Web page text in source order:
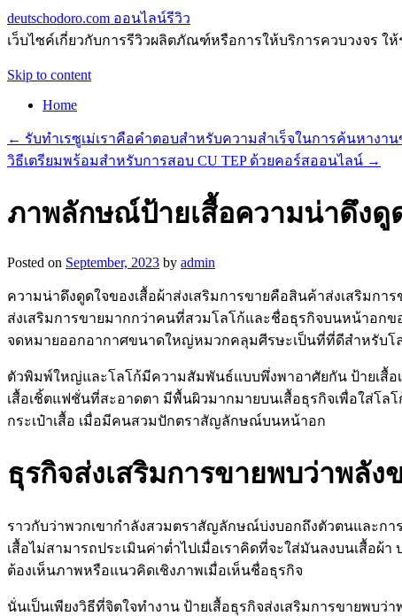
deutschodoro.com ออนไลน์รีวิว
เว็บไซค์เกี่ยวกับการรีวิวผลิตภัณฑ์หรือการให้บริการควบวงจร ใ
Skip to content
Home
← รับทำเรซูเม่เราคือคำตอบสำหรับความสำเร็จในการค้นหางา
วิธีเตรียมพร้อมสำหรับการสอบ CU TEP ด้วยคอร์สออนไลน์ →
ภาพลักษณ์ป้ายเสื้อความน่าดึงดู
Posted on September, 2023 by admin
ความน่าดึงดูดใจของเสื้อผ้าส่งเสริมการขายคือสินค้าส่งเสริมก
ส่งเสริมการขายมากกว่าคนที่สวมโลโก้และชื่อธุรกิจบนหน้าอกข
จดหมายออกอากาศขนาดใหญ่หมวกคลุมศีรษะเป็นที่ที่ดีสำหรับโ
ตัวพิมพ์ใหญ่และโลโก้มีความสัมพันธ์แบบพึ่งพาอาศัยกัน ป้ายเสื้
เสื้อเชิ้ตแฟชั่นที่สะอาดตา มีพื้นผิวมากมายบนเสื้อธุรกิจเพื่อใส่โ
กระเป๋าเสื้อ เมื่อมีคนสวมปักตราสัญลักษณ์บนหน้าอก
ธุรกิจส่งเสริมการขายพบว่าพลั
ราวกับว่าพวกเขากำลังสวมตราสัญลักษณ์บ่งบอกถึงตัวตนและก
เสื้อไม่สามารถประเมินค่าต่ำไปเมื่อเราคิดที่จะใส่มันลงบนเสื้อ
ต้องเห็นภาพหรือแนวคิดเชิงภาพเมื่อเห็นชื่อธุรกิจ
นั่นเป็นเพียงวิธีที่จิตใจทำงาน ป้ายเสื้อธุรกิจส่งเสริมการขายพบ